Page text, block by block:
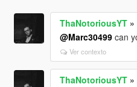
ThaNotoriousYT»
@Marc30499can
Ver contexto
ThaNotoriousYT»